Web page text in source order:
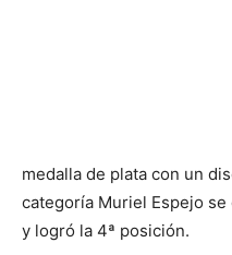
medalla de plata con un
categoría Muriel Espejo
y logró la 4ª posición.